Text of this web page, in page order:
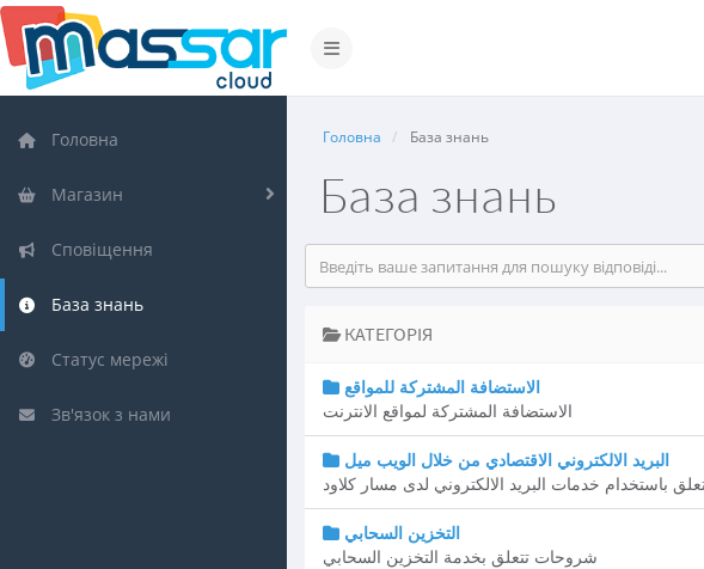
Переключити навігацію
Головна
Магазин
Сповіщення
База знань
Статус мережі
Зв'язок з нами
Головна База знань
База знань
КАТЕГОРІЯ
الاستضافة المشتركة للمواقع
الاستضافة المشتركة لمواقع الانترنت
البريد الالكتروني الاقتصادي من خلال الويب ميل
باستخدام خدمات البريد الالكتروني لدى مسار كلاود
التخزين السحابي
شروحات تتعلق بخدمة التخزين السحابي